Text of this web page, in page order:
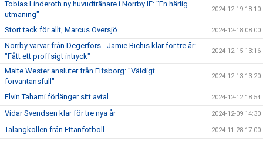
Tobias Linderoth ny huvudtränare i Norrby IF: "En härlig
utmaning"
2024-12-19 18:10
Stort tack för allt, Marcus Översjö 2024-12-18 08:00
Norrby värvar från Degerfors - Jamie Bichis klar för tre år:
"Fått ett proffsigt intryck"
2024-12-15 13:16
Malte Wester ansluter från Elfsborg: "Väldigt
förväntansfull"
2024-12-13 13:20
Elvin Tahami förlänger sitt avtal 2024-12-12 18:54
Vidar Svendsen klar för tre nya år 2024-12-09 14:30
Talangkollen från Ettanfotboll 2024-11-28 17:00